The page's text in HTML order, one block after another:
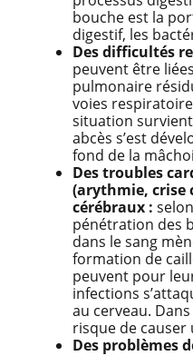
bouche est la
digestif, les
Des difficultés
peuvent être
pulmonaire
voies
situation
abcès s’est
fond de la
Des troubles
(arythmie, crise
cérébraux :
pénétration des
dans le sang
formation de
peuvent pour
infections
au cerveau.
risque de causer
Des problèmes